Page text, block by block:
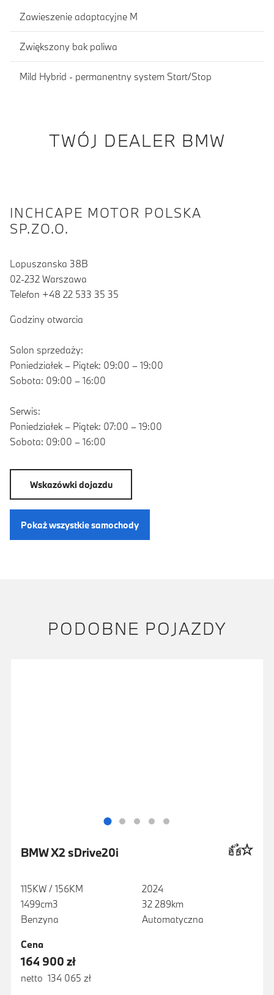
Zawieszenie adaptacyjne M
Zwiększony bak paliwa
Mild Hybrid - permanentny system Start/Stop
TWÓJ DEALER BMW
INCHCAPE MOTOR POLSKA
SP.ZO.O.
Lopuszanska 38B
02-232 Warszawa
Telefon +48 22 533 35 35
Godziny otwarcia
Salon sprzedaży:
Poniedziałek – Piątek: 09:00 – 19:00
Sobota: 09:00 – 16:00
Serwis:
Poniedziałek – Piątek: 07:00 – 19:00
Sobota: 09:00 – 16:00
Wskazówki dojazdu
Pokaż wszystkie samochody
PODOBNE POJAZDY
BMW X2 sDrive20i
115KW / 156KM
1499cm3
Benzyna
2024
32 289km
Automatyczna
Cena
164 900 zł
netto 134 065 zł